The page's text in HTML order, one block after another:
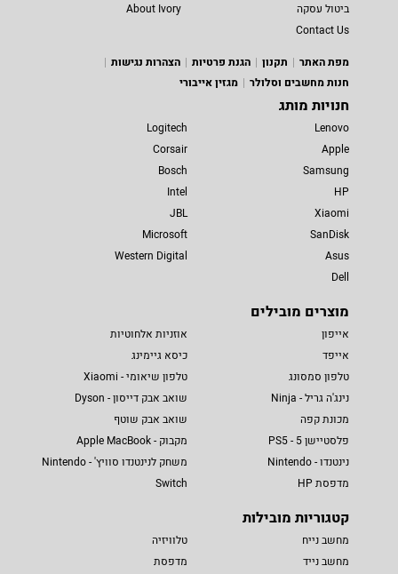
ביטול עסקה
About Ivory
Contact Us
מפת האתר
תקנון הגנת פרטיות
הצהרות נגישות
חנות מחשבים וסלולר
מגזין אייבורי
חנויות מותג
Lenovo
Apple
Samsung
HP
Xiaomi
SanDisk
Asus
Dell
Logitech
Corsair
Bosch
Intel
JBL
Microsoft
Western Digital
מוצרים מובילים
אייפון
אייפד
טלפון סמסונג
נינג'ה גריל - Ninja
מכונת קפה
פלסטיישן 5 - PS5
נינטנדו - Nintendo
מדפסת HP
אוזניות אלחוטיות
כיסא גיימינג
טלפון שיאומי - Xiaomi
שואב אבק דייסון - Dyson
שואב אבק שוטף
מקבוק - Apple MacBook
משחק לנינטנדו סוויץ' - Nintendo
Switch
קטגוריות מובילות
מחשב נייח
מחשב נייד
טלוויזיה
מדפסת